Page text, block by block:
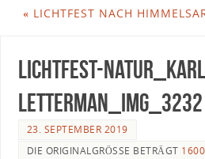
« LICHTFEST NACH
lichtfest-
Letterman_IMG_3232
23. SEPTEMBER 2019
DIE ORIGINALGRÖSSE BETRÄGT